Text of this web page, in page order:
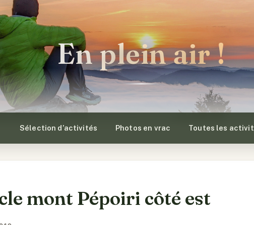
En plein air !
Sélection d’activités Photos en vrac Toutes les
mont Pépoiri côté est